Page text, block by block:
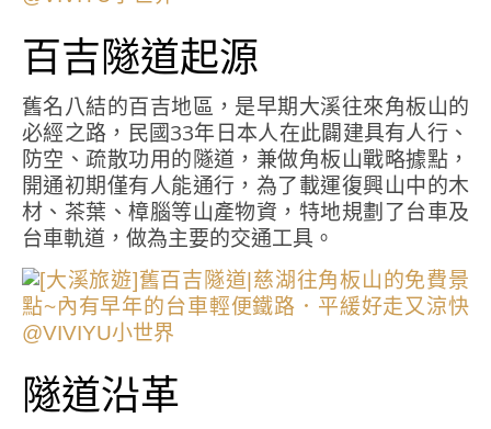
百吉隧道起源
舊名八結的百吉地區，是早期大溪往來角板山的
必經之路，民國33年日本人在此闢建具有人行、
防空、疏散功用的隧道，兼做角板山戰略據點，
開通初期僅有人能通行，為了載運復興山中的木
材、茶葉、樟腦等山產物資，特地規劃了台車及
台車軌道，做為主要的交通工具。
隧道沿革